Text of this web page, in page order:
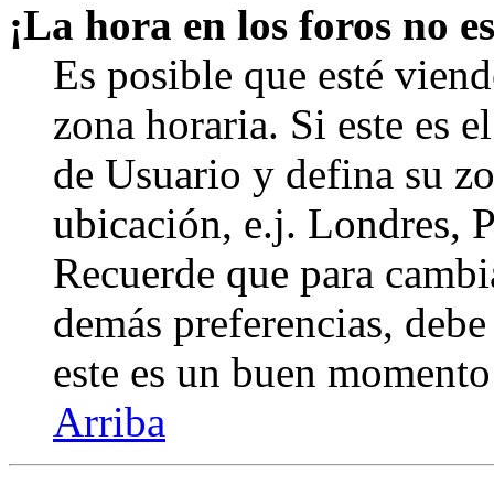
¡La hora en los foros no
Es posible que esté
zona horaria. Si este es
de Usuario y defina su
ubicación, e.j. Londres,
Recuerde que para
demás preferencias,
este es un buen
Arriba